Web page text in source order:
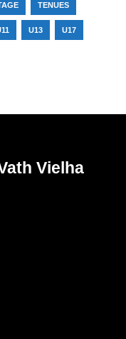
TENUES
U13 U17
Vielha